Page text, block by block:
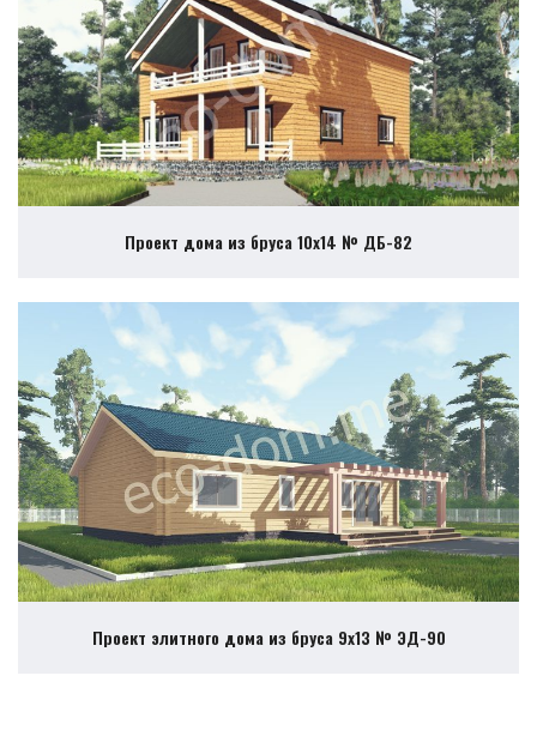
Проект дома из бруса 10х14 № ДБ-82
Проект элитного дома из бруса 9х13 № ЭД-90